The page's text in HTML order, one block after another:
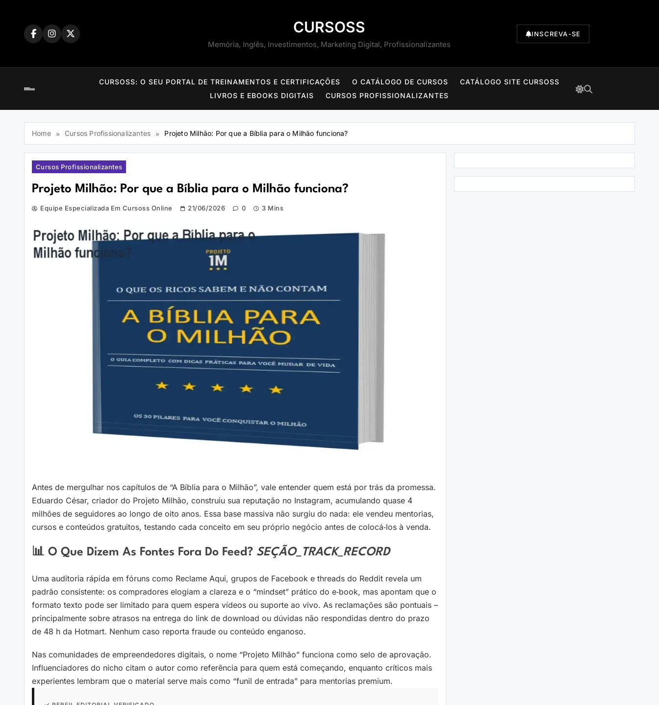
CURSOSS
Memória, Inglês, Investimentos, Marketing Digital, Profissionalizantes
INSCREVA-SE
CURSOSS: O SEU PORTAL DE TREINAMENTOS E CERTIFICAÇÕES O CATÁLOGO DE CURSOS
CATÁLOGO SITE CURSOSS
LIVROS E EBOOKS DIGITAIS
CURSOS PROFISSIONALIZANTES
Home Cursos Profissionalizantes Projeto Milhão: Por que a Bíblia para o Milhão funciona?
Cursos Profissionalizantes
Projeto Milhão: Por que a Bíblia para o Milhão funciona?
Equipe Especializada Em Cursoss Online 21/06/2026 0 3 Mins
Antes de mergulhar nos capítulos de “A Bíblia para o Milhão”, vale entender quem está por trás da promessa.
Eduardo César, criador do Projeto Milhão, construiu sua reputação no Instagram, acumulando quase 4
milhões de seguidores ao longo de oito anos. Essa base massiva não surgiu do nada: ele vendeu mentorias,
cursos e conteúdos gratuitos, testando cada conceito em seu próprio negócio antes de colocá‑los à venda.
📊 O Que Dizem As Fontes Fora Do Feed? SEÇÃO_TRACK_RECORD
Uma auditoria rápida em fóruns como Reclame Aqui, grupos de Facebook e threads do Reddit revela um
padrão consistente: os compradores elogiam a clareza e o “mindset” prático do e‑book, mas apontam que o
formato texto pode ser limitado para quem espera vídeos ou suporte ao vivo. As reclamações são pontuais –
principalmente sobre atrasos na entrega do link de download ou dúvidas não respondidas dentro do prazo
de 48 h da Hotmart. Nenhum caso reporta fraude ou conteúdo enganoso.
Nas comunidades de empreendedores digitais, o nome “Projeto Milhão” funciona como selo de aprovação.
Influenciadores do nicho citam o autor como referência para quem está começando, enquanto críticos mais
experientes lembram que o material serve mais como “funil de entrada” para mentorias premium.